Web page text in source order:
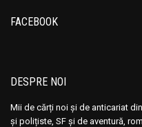
Camile Mauclair
Carl Bernstein
Carlo Fruttero
Camile Mauclair
Carl Bernstein
Carlo Fruttero
FACEBOOK
DESPRE NOI
Mii de cărți noi și de anticariat
și polițiste, SF și de aventură,